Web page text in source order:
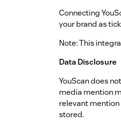
Connecting
your brand as
Note: This
Data Disclosure
YouScan does
media mention
relevant mention
stored.